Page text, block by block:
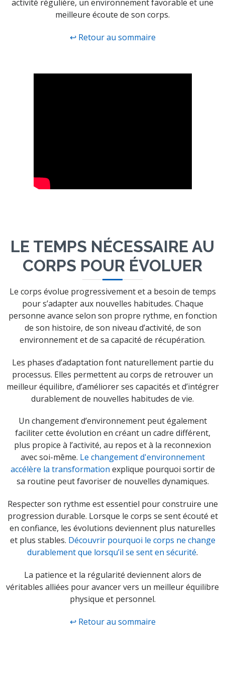
activité régulière, un environnement favorable et une
meilleure écoute de son corps.
↩ Retour au sommaire
LE TEMPS NÉCESSAIRE AU
CORPS POUR ÉVOLUER
Le corps évolue progressivement et a besoin de temps
pour s’adapter aux nouvelles habitudes. Chaque
personne avance selon son propre rythme, en fonction
de son histoire, de son niveau d’activité, de son
environnement et de sa capacité de récupération.
Les phases d’adaptation font naturellement partie du
processus. Elles permettent au corps de retrouver un
meilleur équilibre, d’améliorer ses capacités et d’intégrer
durablement de nouvelles habitudes de vie.
Un changement d’environnement peut également
faciliter cette évolution en créant un cadre différent,
plus propice à l’activité, au repos et à la reconnexion
avec soi-même. Le changement d'environnement
accélère la transformation explique pourquoi sortir de
sa routine peut favoriser de nouvelles dynamiques.
Respecter son rythme est essentiel pour construire une
progression durable. Lorsque le corps se sent écouté et
en confiance, les évolutions deviennent plus naturelles
et plus stables. Découvrir pourquoi le corps ne change
durablement que lorsqu’il se sent en sécurité.
La patience et la régularité deviennent alors de
véritables alliées pour avancer vers un meilleur équilibre
physique et personnel.
↩ Retour au sommaire